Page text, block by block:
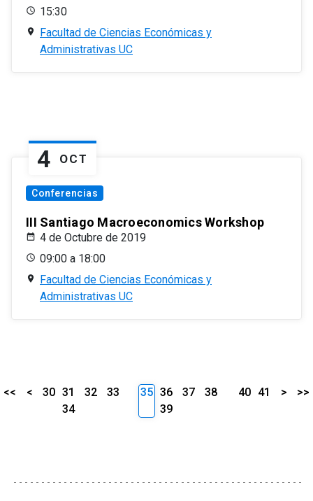
15:30
Facultad de Ciencias Económicas y
Administrativas UC
4 OCT
Conferencias
III Santiago Macroeconomics Workshop
4 de Octubre de 2019
09:00 a 18:00
Facultad de Ciencias Económicas y
Administrativas UC
<< < 30 31 32
33
34
35 36 37
38
39
40 41 > >>